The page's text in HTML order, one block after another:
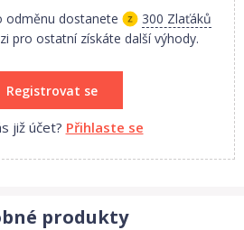
odměnu dostanete
300 Zlaťáků
pro ostatní získáte další výhody.
Registrovat se
již účet? Přihlaste se
produkty